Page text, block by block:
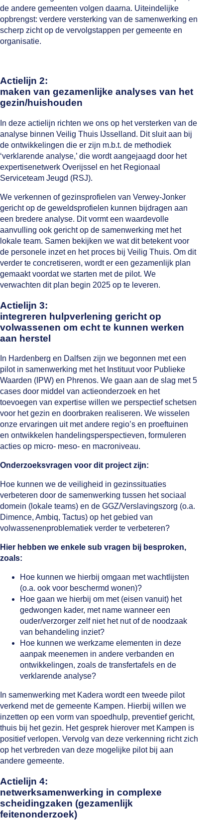
de andere gemeenten volgen daarna. Uiteindelijke
opbrengst: verdere versterking van de samenwerking en
scherp zicht op de vervolgstappen per gemeente en
organisatie.
Actielijn 2:
maken van gezamenlijke analyses van het
gezin/huishouden
In deze actielijn richten we ons op het versterken van de
analyse binnen Veilig Thuis IJsselland. Dit sluit aan bij
de ontwikkelingen die er zijn m.b.t. de methodiek
‘verklarende analyse,’ die wordt aangejaagd door het
expertisenetwerk Overijssel en het Regionaal
Serviceteam Jeugd (RSJ).
We verkennen of gezinsprofielen van Verwey-Jonker
gericht op de geweldsprofielen kunnen bijdragen aan
een bredere analyse. Dit vormt een waardevolle
aanvulling ook gericht op de samenwerking met het
lokale team. Samen bekijken we wat dit betekent voor
de personele inzet en het proces bij Veilig Thuis. Om dit
verder te concretiseren, wordt er een gezamenlijk plan
gemaakt voordat we starten met de pilot. We
verwachten dit plan begin 2025 op te leveren.
Actielijn 3:
integreren hulpverlening gericht op
volwassenen om echt te kunnen werken
aan herstel
In Hardenberg en Dalfsen zijn we begonnen met een
pilot in samenwerking met het Instituut voor Publieke
Waarden (IPW) en Phrenos. We gaan aan de slag met 5
cases door middel van actieonderzoek en het
toevoegen van expertise willen we perspectief schetsen
voor het gezin en doorbraken realiseren. We wisselen
onze ervaringen uit met andere regio’s en proeftuinen
en ontwikkelen handelingsperspectieven, formuleren
acties op micro- meso- en macroniveau.
Onderzoeksvragen voor dit project zijn:
Hoe kunnen we de veiligheid in gezinssituaties
verbeteren door de samenwerking tussen het sociaal
domein (lokale teams) en de GGZ/Verslavingszorg (o.a.
Dimence, Ambiq, Tactus) op het gebied van
volwassenenproblematiek verder te verbeteren?
Hier hebben we enkele sub vragen bij besproken,
zoals:
Hoe kunnen we hierbij omgaan met wachtlijsten
(o.a. ook voor beschermd wonen)?
Hoe gaan we hierbij om met (eisen vanuit) het
gedwongen kader, met name wanneer een
ouder/verzorger zelf niet het nut of de noodzaak
van behandeling inziet?
Hoe kunnen we werkzame elementen in deze
aanpak meenemen in andere verbanden en
ontwikkelingen, zoals de transfertafels en de
verklarende analyse?
In samenwerking met Kadera wordt een tweede pilot
verkend met de gemeente Kampen. Hierbij willen we
inzetten op een vorm van spoedhulp, preventief gericht,
thuis bij het gezin. Het gesprek hierover met Kampen is
positief verlopen. Vervolg van deze verkenning richt zich
op het verbreden van deze mogelijke pilot bij aan
andere gemeente.
Actielijn 4:
netwerksamenwerking in complexe
scheidingzaken (gezamenlijk
feitenonderzoek)